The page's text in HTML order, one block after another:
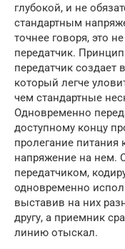
глубокой, и не
стандартным
точнее говоря, это
передатчик.
передатчик создает
который легче
чем стандартные
Одновременно
доступному концу
пролегание
напряжение на нем.
передатчиком,
одновременно
выставив на них
другу, а приемник
линию отыскал.